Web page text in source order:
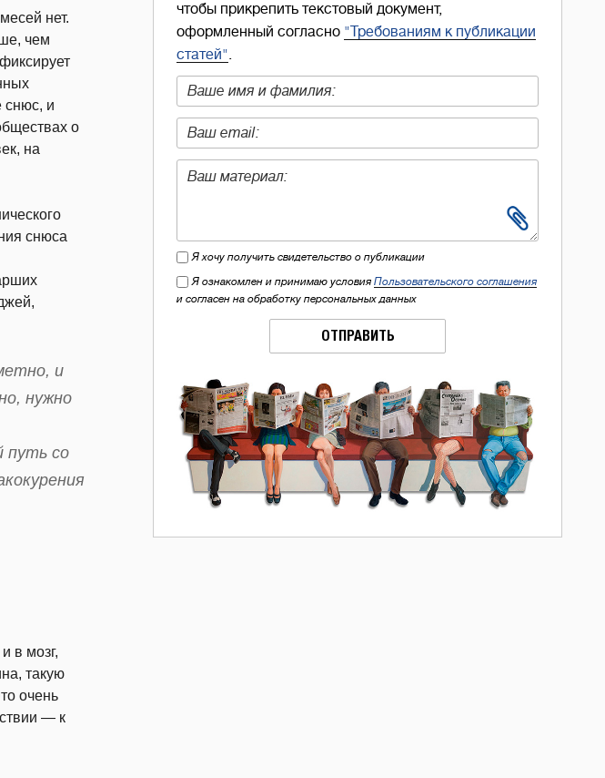
нет.
чем
снюс, и
о
на
снюса
и
нужно
путь со
в мозг,
такую
очень
— к
чтобы прикрепить текстовый документ,
оформленный согласно "Требованиям к публикации
статей".
Я хочу получить свидетельство о публикации
Я ознакомлен и принимаю условия Пользовательского соглашения
и согласен на обработку персональных данных
ОТПРАВИТЬ